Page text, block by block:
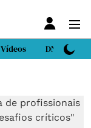
Vídeos DN Sport